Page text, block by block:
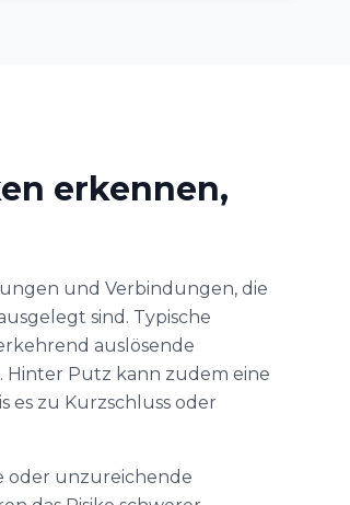
erkennen,
und Verbindungen, die
sind. Typische
auslösende
Putz kann zudem eine
es zu Kurzschluss oder
oder unzureichende